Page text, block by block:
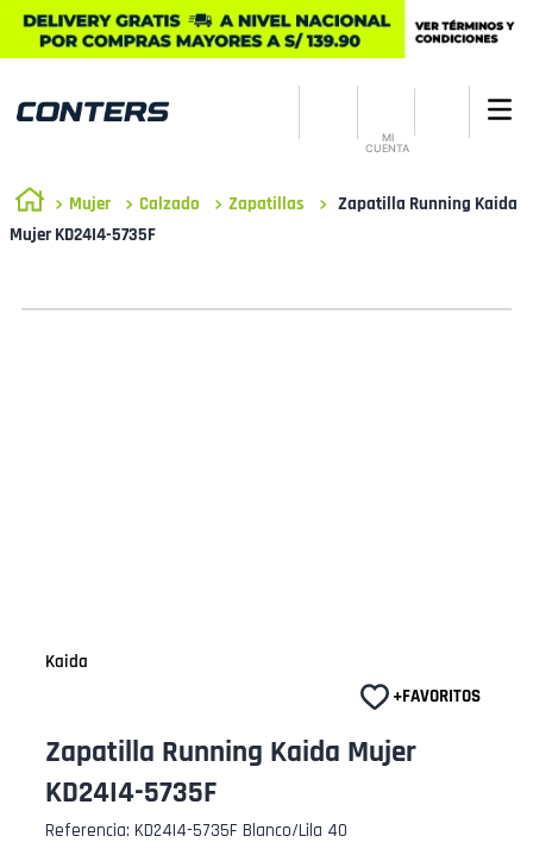
MI
CUENTA
Mujer Calzado Zapatillas
Zapatilla Running Kaida
Mujer KD24I4-5735F
Kaida
Zapatilla Running Kaida Mujer
KD24I4-5735F
Referencia: KD24I4-5735F Blanco/Lila 40